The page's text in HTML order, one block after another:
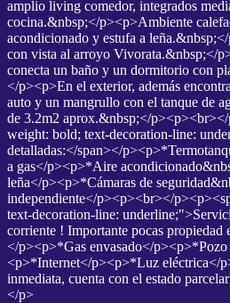
amplio living comedor, integrados
cocina.&nbsp;</p><p>Ambiente
acondicionado y estufa a
con vista al arroyo Vivorata.&nbsp;</
conecta un baño y un dormitorio con
</p><p>En el exterior, además
auto y un mangrullo con el tanque de
de 3.2m2 aprox.&nbsp;</
weight: bold; text-decoration-line:
detalladas:</span></
a gas</p><p>*Aire
leña</p><p>*Cámaras de
independiente</p><p><br></
text-decoration-line:
corriente ! Importante pocas propiedad
</p><p>*Gas envasado</
<p>*Internet</p><p>*Luz eléctrica</
inmediata, cuenta con el estado
</p>